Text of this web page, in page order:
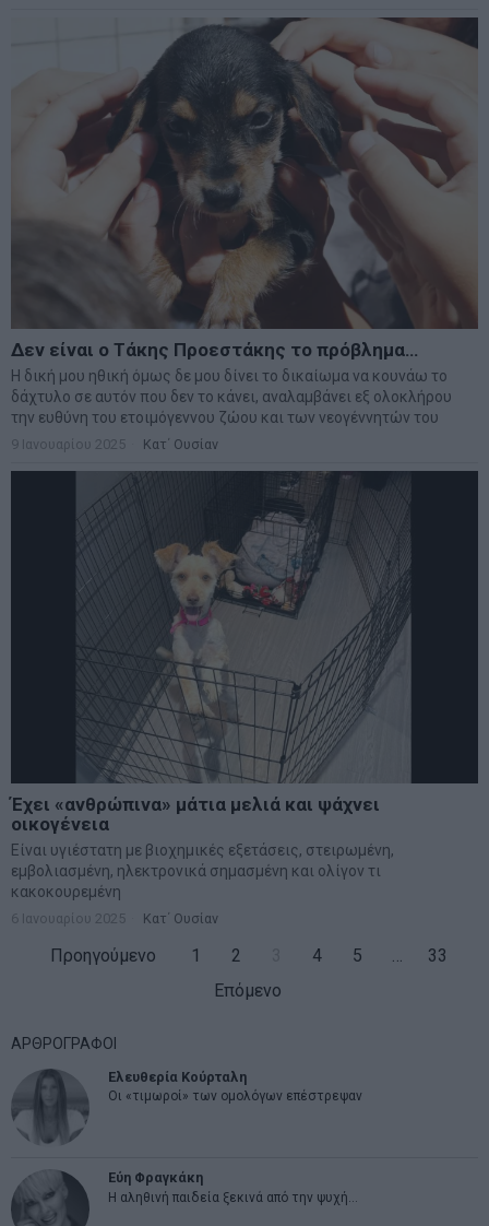
Δεν είναι ο Τάκης Προεστάκης το πρόβλημα…
Η δική μου ηθική όμως δε μου δίνει το δικαίωμα να κουνάω το
δάχτυλο σε αυτόν που δεν το κάνει, αναλαμβάνει εξ ολοκλήρου
την ευθύνη του ετοιμόγεννου ζώου και των νεογέννητών του
9 Ιανουαρίου 2025 Κατ΄ Ουσίαν
Έχει «ανθρώπινα» μάτια μελιά και ψάχνει
οικογένεια
Είναι υγιέστατη με βιοχημικές εξετάσεις, στειρωμένη,
εμβολιασμένη, ηλεκτρονικά σημασμένη και ολίγον τι
κακοκουρεμένη
6 Ιανουαρίου 2025 Κατ΄ Ουσίαν
Προηγούμενο 1 2 4 5
33
Επόμενο
ΑΡΘΡΟΓΡΑΦΟΙ
Ελευθερία Κούρταλη
Οι «τιμωροί» των ομολόγων επέστρεψαν
Εύη Φραγκάκη
Η αληθινή παιδεία ξεκινά από την ψυχή…